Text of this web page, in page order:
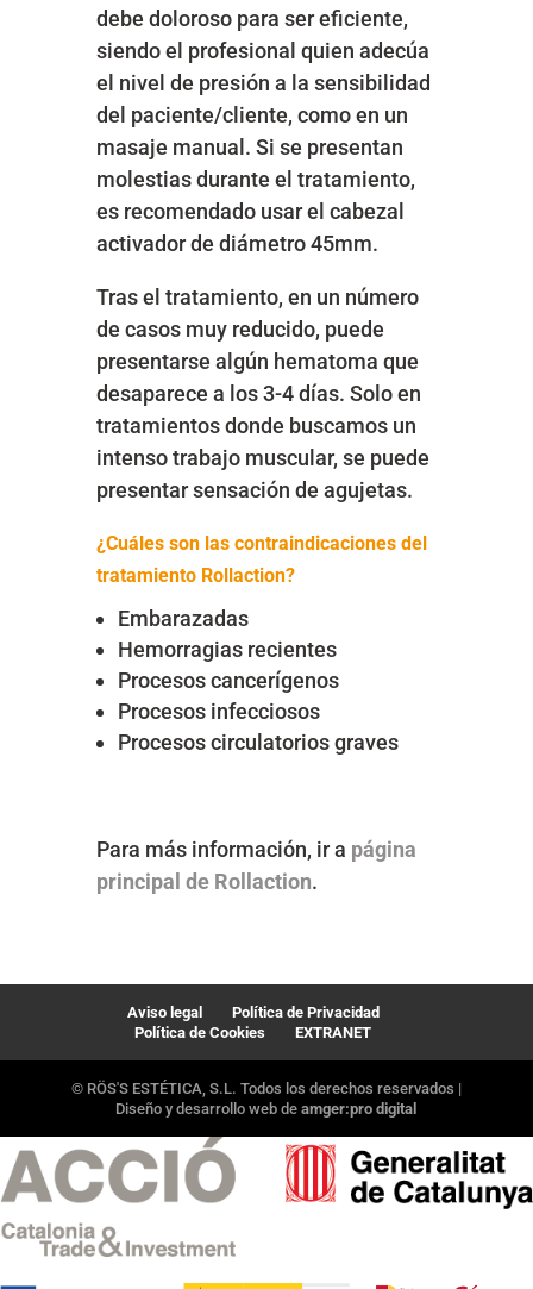
debe doloroso para ser eficiente,
siendo el profesional quien adecúa
el nivel de presión a la sensibilidad
del paciente/cliente, como en un
masaje manual. Si se presentan
molestias durante el tratamiento,
es recomendado usar el cabezal
activador de diámetro 45mm.
Tras el tratamiento, en un número
de casos muy reducido, puede
presentarse algún hematoma que
desaparece a los 3-4 días. Solo en
tratamientos donde buscamos un
intenso trabajo muscular, se puede
presentar sensación de agujetas.
¿Cuáles son las contraindicaciones del
tratamiento Rollaction?
Embarazadas
Hemorragias recientes
Procesos cancerígenos
Procesos infecciosos
Procesos circulatorios graves
Para más información, ir a página
principal de Rollaction.
Aviso legal
Política de Privacidad
Política de Cookies
EXTRANET
© RÖS'S ESTÉTICA, S.L. Todos los derechos reservados |
Diseño y desarrollo web deamger:pro digital